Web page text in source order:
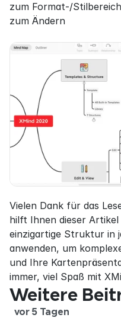
zum Format-/
zum Ändern
Vielen Dank für das
hilft Ihnen dieser
einzigartige Struktur in
anwenden, um
und Ihre
immer, viel Spaß mit
Weitere
vor 5 Tagen